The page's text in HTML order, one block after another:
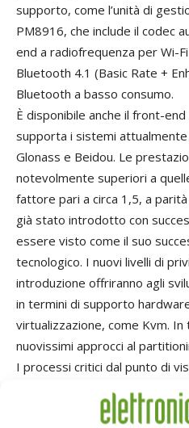
supporto, come l’unità di
PM8916, che include il codec
end a radiofrequenza per Wi-
Bluetooth 4.1 (Basic Rate +
Bluetooth a basso consumo.
È disponibile anche il front-
supporta i sistemi attualmente
Glonass e Beidou. Le
notevolmente superiori a
fattore pari a circa 1,5, a
già stato introdotto con
essere visto come il suo
tecnologico. I nuovi livelli di
introduzione offriranno agli
in termini di supporto
virtualizzazione, come Kvm.
nuovissimi approcci al
I processi critici dal punto di
l’interfaccia utente potrà